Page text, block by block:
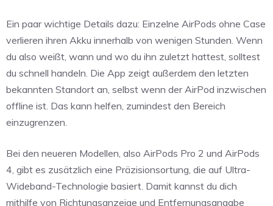
Ein paar wichtige Details dazu: Einzelne AirPods ohne Case
verlieren ihren Akku innerhalb von wenigen Stunden. Wenn
du also weißt, wann und wo du ihn zuletzt hattest, solltest
du schnell handeln. Die App zeigt außerdem den letzten
bekannten Standort an, selbst wenn der AirPod inzwischen
offline ist. Das kann helfen, zumindest den Bereich
einzugrenzen.
Bei den neueren Modellen, also AirPods Pro 2 und AirPods
4, gibt es zusätzlich eine Präzisionsortung, die auf Ultra-
Wideband-Technologie basiert. Damit kannst du dich
mithilfe von Richtungsanzeige und Entfernungsangabe